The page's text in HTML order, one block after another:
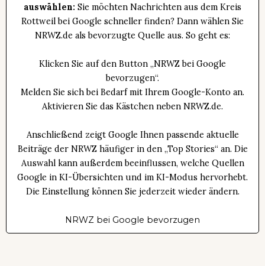
auswählen: Sie möchten Nachrichten aus dem Kreis
Rottweil bei Google schneller finden? Dann wählen Sie
NRWZ.de als bevorzugte Quelle aus. So geht es:
Klicken Sie auf den Button „NRWZ bei Google
bevorzugen“.
Melden Sie sich bei Bedarf mit Ihrem Google-Konto an.
Aktivieren Sie das Kästchen neben NRWZ.de.
Anschließend zeigt Google Ihnen passende aktuelle
Beiträge der NRWZ häufiger in den „Top Stories“ an. Die
Auswahl kann außerdem beeinflussen, welche Quellen
Google in KI-Übersichten und im KI-Modus hervorhebt.
Die Einstellung können Sie jederzeit wieder ändern.
NRWZ bei Google bevorzugen